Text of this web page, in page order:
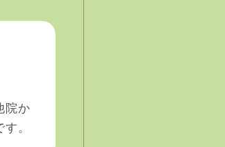
院か
。